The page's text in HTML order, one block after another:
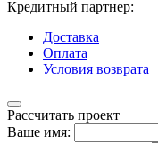
Кредитный партнер:
Доставка
Оплата
Условия возврата
Рассчитать проект
Ваше имя: